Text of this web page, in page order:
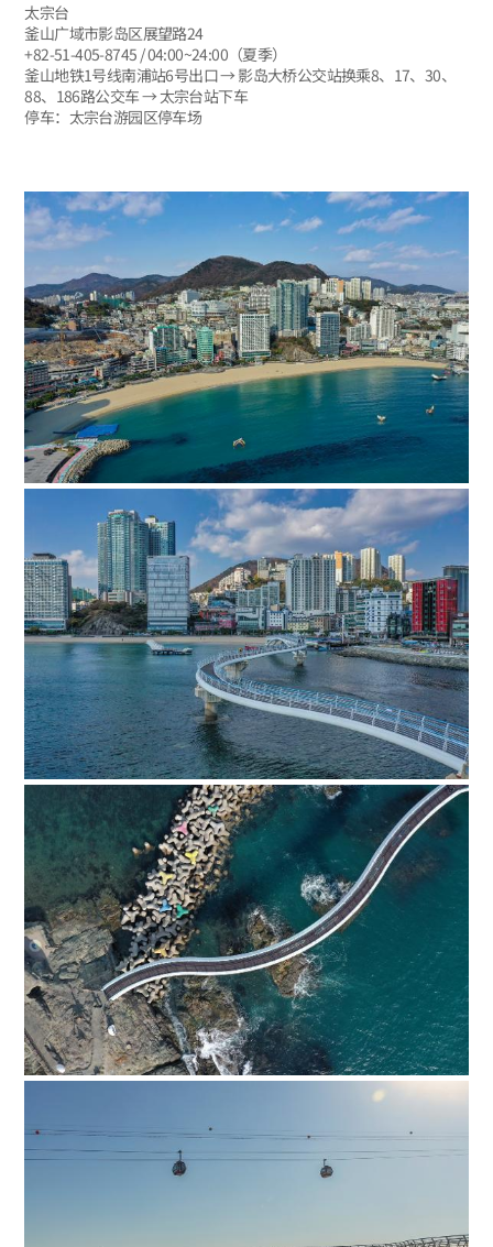
太宗台
釜山广域市影岛区展望路24
+82-51-405-8745 / 04:00~24:00（夏季）
釜山地铁1号线南浦站6号出口 → 影岛大桥公交站换乘8、17、30、
88、186路公交车 → 太宗台站下车
停车：太宗台游园区停车场